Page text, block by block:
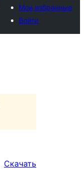
Мои избранные
Войти
Скачать